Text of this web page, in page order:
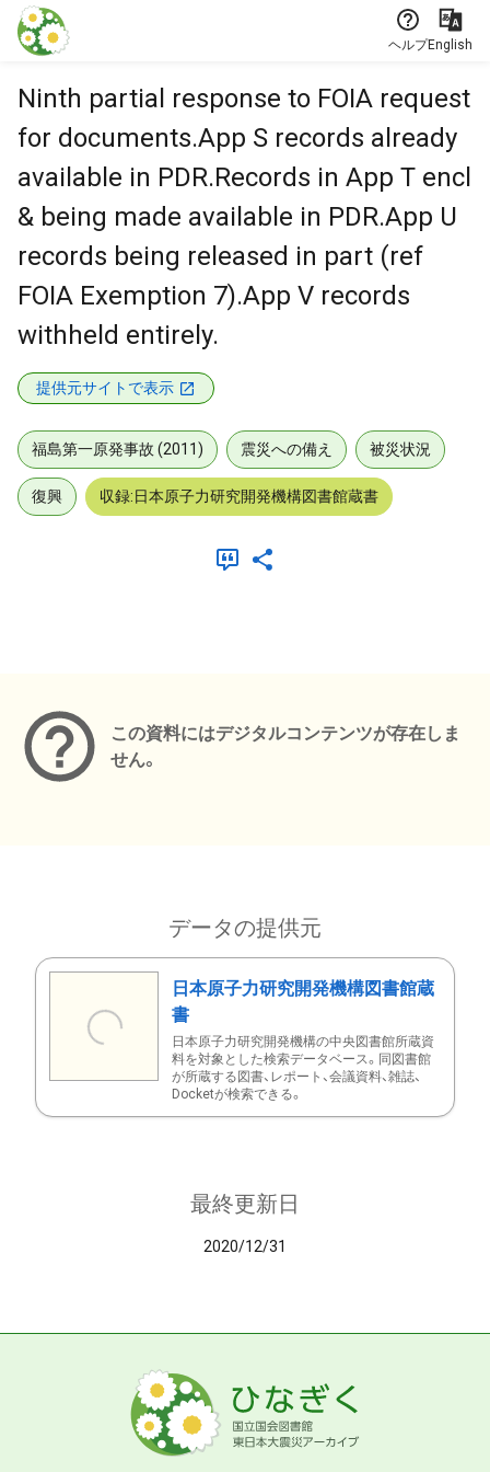
本文に飛ぶ
ヘルプEnglish
Ninth partial response to FOIA request
for documents.App S records already
available in PDR.Records in App T encl
& being made available in PDR.App U
records being released in part (ref
FOIA Exemption 7).App V records
withheld entirely.
提供元サイトで表示
福島第一原発事故 (2011) 震災への備え 被災状況
復興 収録:日本原子力研究開発機構図書館蔵書
この資料にはデジタルコンテンツが存在しま
せん。
データの提供元
日本原子力研究開発機構図書館蔵
書
日本原子力研究開発機構の中央図書館所蔵資
料を対象とした検索データベース。同図書館
が所蔵する図書、レポート、会議資料、雑誌、
Docketが検索できる。
最終更新日
2020/12/31